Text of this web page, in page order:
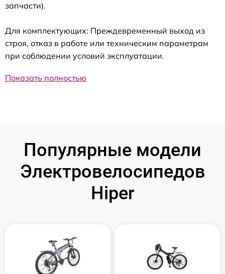
запчасти).
Для комплектующих: Преждевременный выход из
строя, отказ в работе или техническим параметрам
при соблюдении условий эксплуатации.
Показать полностью
Популярные модели
Электровелосипедов
Hiper